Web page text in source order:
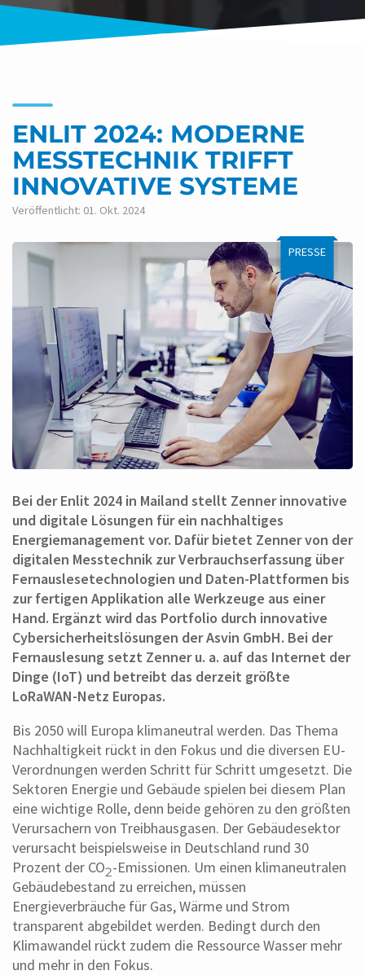
ENLIT 2024: MODERNE
MESSTECHNIK TRIFFT
INNOVATIVE SYSTEME
Veröffentlicht: 01. Okt. 2024
PRESSE
Bei der Enlit 2024 in Mailand stellt Zenner innovative
und digitale Lösungen für ein nachhaltiges
Energiemanagement vor. Dafür bietet Zenner von der
digitalen Messtechnik zur Verbrauchserfassung über
Fernauslesetechnologien und Daten-Plattformen bis
zur fertigen Applikation alle Werkzeuge aus einer
Hand. Ergänzt wird das Portfolio durch innovative
Cybersicherheitslösungen der Asvin GmbH. Bei der
Fernauslesung setzt Zenner u. a. auf das Internet der
Dinge (IoT) und betreibt das derzeit größte
LoRaWAN-Netz Europas.
Bis 2050 will Europa klimaneutral werden. Das Thema
Nachhaltigkeit rückt in den Fokus und die diversen EU-
Verordnungen werden Schritt für Schritt umgesetzt. Die
Sektoren Energie und Gebäude spielen bei diesem Plan
eine wichtige Rolle, denn beide gehören zu den größten
Verursachern von Treibhausgasen. Der Gebäudesektor
verursacht beispielsweise in Deutschland rund 30
Prozent der CO2-Emissionen. Um einen klimaneutralen
Gebäudebestand zu erreichen, müssen
Energieverbräuche für Gas, Wärme und Strom
transparent abgebildet werden. Bedingt durch den
Klimawandel rückt zudem die Ressource Wasser mehr
und mehr in den Fokus.